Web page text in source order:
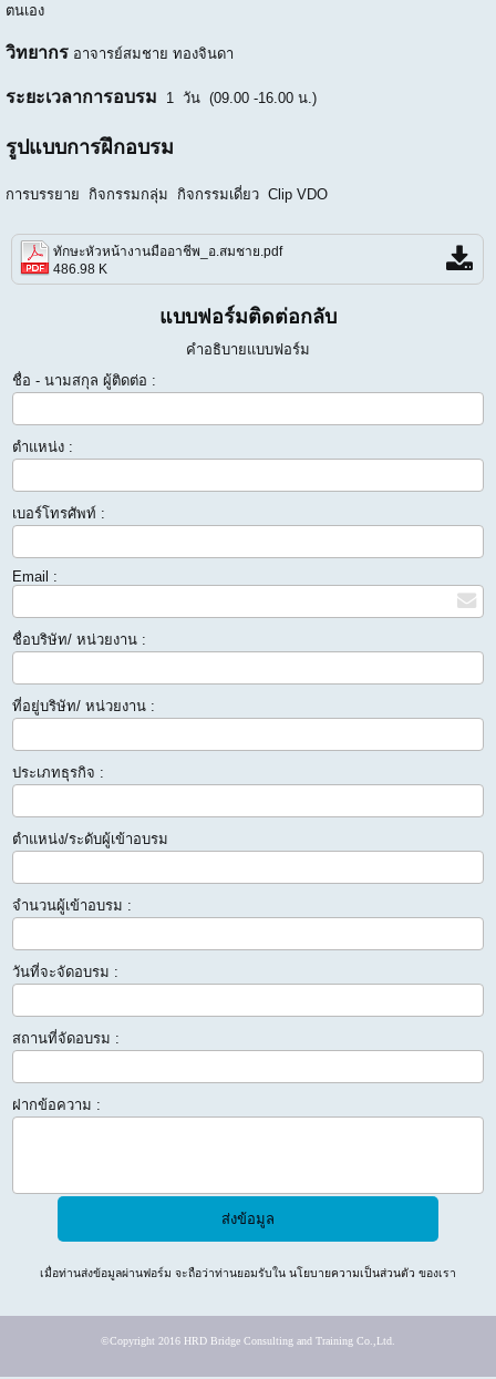
ตนเอง
วิทยากรอาจารย์สมชาย ทองจินดา
ระยะเวลาการอบรม 1 วัน (09.00 -16.00 น.)
รูปแบบการฝึกอบรม
การบรรยาย กิจกรรมกลุ่ม กิจกรรมเดี่ยว Clip VDO
ทักษะหัวหน้างานมืออาชีพ_อ.สมชาย.pdf
486.98 K
แบบฟอร์มติดต่อกลับ
คำอธิบายแบบฟอร์ม
ชื่อ - นามสกุล ผู้ติดต่อ :
ตำแหน่ง :
เบอร์โทรศัพท์ :
Email :
ชื่อบริษัท/ หน่วยงาน :
ที่อยู่บริษัท/ หน่วยงาน :
ประเภทธุรกิจ :
ตำแหน่ง/ระดับผู้เข้าอบรม
จำนวนผู้เข้าอบรม :
วันที่จะจัดอบรม :
สถานที่จัดอบรม :
ฝากข้อความ :
เมื่อท่านส่งข้อมูลผ่านฟอร์ม จะถือว่าท่านยอมรับในนโยบายความเป็นส่วนตัว ของเรา
©Copyright 2016 HRD Bridge Consulting and Training Co.,Ltd.